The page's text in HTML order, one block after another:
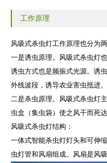
工作原理
风吸式杀虫灯工作原理也分为两
一是诱虫原理。风吸式杀虫灯
诱虫方式也是频振式光源。
外线波段，诱导农业害虫抵进。
二是杀虫原理。风吸式杀虫
虫盒（集虫袋）使之风干而死达
风吸式杀虫灯结构：
一体式智能杀虫灯灯头和可伸缩灯
虫灯管和风扇组成。风扇是风吸